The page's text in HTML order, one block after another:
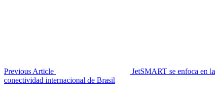
Previous Article
JetSMART se enfoca en la
conectividad internacional de Brasil